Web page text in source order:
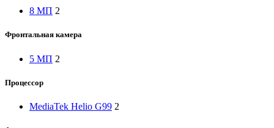
8 МП 2
Фронтальная камера
5 МП 2
Процессор
MediaTek Helio G99 2